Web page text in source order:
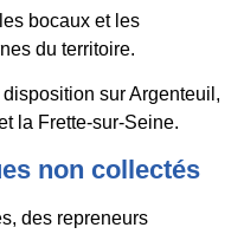
bocaux et les
du territoire.
sur Argenteuil,
la Frette-sur-Seine.
non collectés
des repreneurs